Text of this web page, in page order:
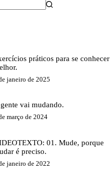
práticos para se conhecer
janeiro de 2025
vai mudando.
março de 2024
01. Mude, porque
é preciso.
janeiro de 2022